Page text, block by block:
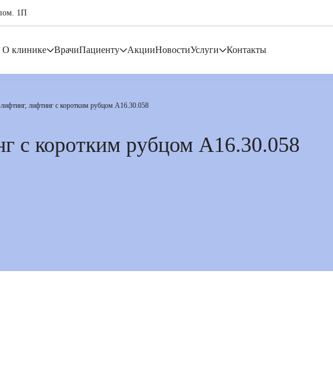
1П
О клинике ВрачиПациенту АкцииНовостиУслуги Контакты
лифтинг с коротким рубцом А16.30.058
с коротким рубцом А16.30.058